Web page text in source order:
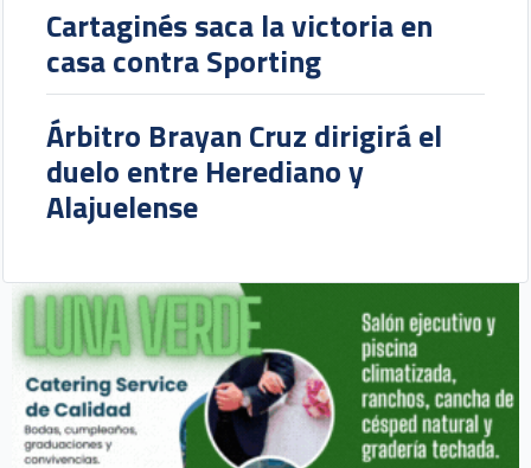
Cartaginés saca la victoria en
casa contra Sporting
Árbitro Brayan Cruz dirigirá el
duelo entre Herediano y
Alajuelense